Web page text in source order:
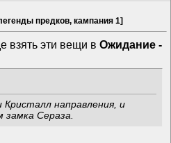
предков, кампания 1]
взять эти вещи в Ожидание -
Кристалл направления, и
Сераза.